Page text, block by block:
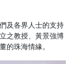
及各界人士的支持
之教授、黃景強博
的珠海情緣。